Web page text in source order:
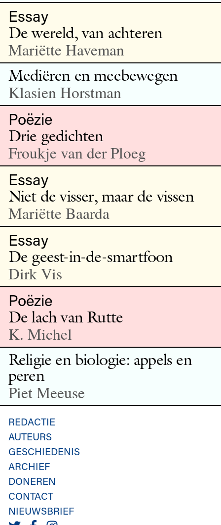
Essay
De wereld, van achteren
Mariëtte Haveman
Mediëren en meebewegen
Klasien Horstman
Poëzie
Drie gedichten
Froukje van der Ploeg
Essay
Niet de visser, maar de vissen
Mariëtte Baarda
Essay
De geest-in-de-smartfoon
Dirk Vis
Poëzie
De lach van Rutte
K. Michel
Religie en biologie: appels en
peren
Piet Meeuse
REDACTIE
AUTEURS
GESCHIEDENIS
ARCHIEF
DONEREN
CONTACT
NIEUWSBRIEF